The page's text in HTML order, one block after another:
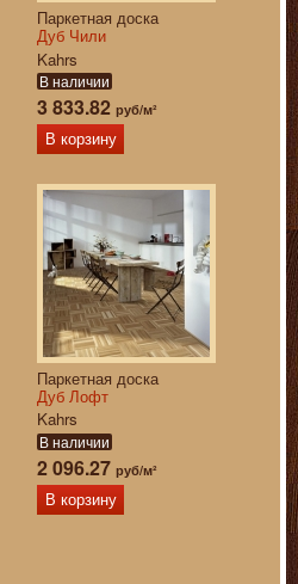
Паркетная доска
Дуб Чили
Kahrs
В наличии
3 833.82 руб/м²
В корзину
Паркетная доска
Дуб Лофт
Kahrs
В наличии
2 096.27 руб/м²
В корзину